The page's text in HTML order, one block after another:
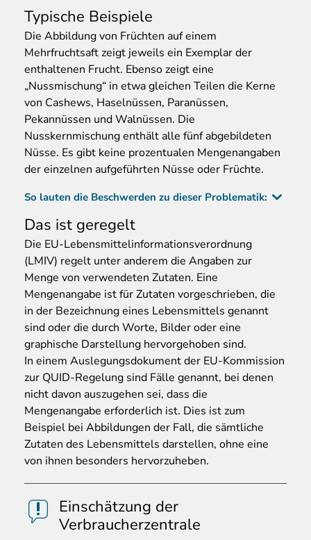
Typische Beispiele
Die Abbildung von Früchten auf einem
Mehrfruchtsaft zeigt jeweils ein Exemplar der
enthaltenen Frucht. Ebenso zeigt eine
„Nussmischung“ in etwa gleichen Teilen die Kerne
von Cashews, Haselnüssen, Paranüssen,
Pekannüssen und Walnüssen. Die
Nusskernmischung enthält alle fünf abgebildeten
Nüsse. Es gibt keine prozentualen Mengenangaben
der einzelnen aufgeführten Nüsse oder Früchte.
So lauten die Beschwerden zu dieser Problematik:
Das ist geregelt
Die EU-Lebensmittelinformationsverordnung
(LMIV) regelt unter anderem die Angaben zur
Menge von verwendeten Zutaten. Eine
Mengenangabe ist für Zutaten vorgeschrieben, die
in der Bezeichnung eines Lebensmittels genannt
sind oder die durch Worte, Bilder oder eine
graphische Darstellung hervorgehoben sind.
In einem Auslegungsdokument der EU-Kommission
zur QUID-Regelung sind Fälle genannt, bei denen
nicht davon auszugehen sei, dass die
Mengenangabe erforderlich ist. Dies ist zum
Beispiel bei Abbildungen der Fall, die sämtliche
Zutaten des Lebensmittels darstellen, ohne eine
von ihnen besonders hervorzuheben.
Einschätzung der
Verbraucherzentrale